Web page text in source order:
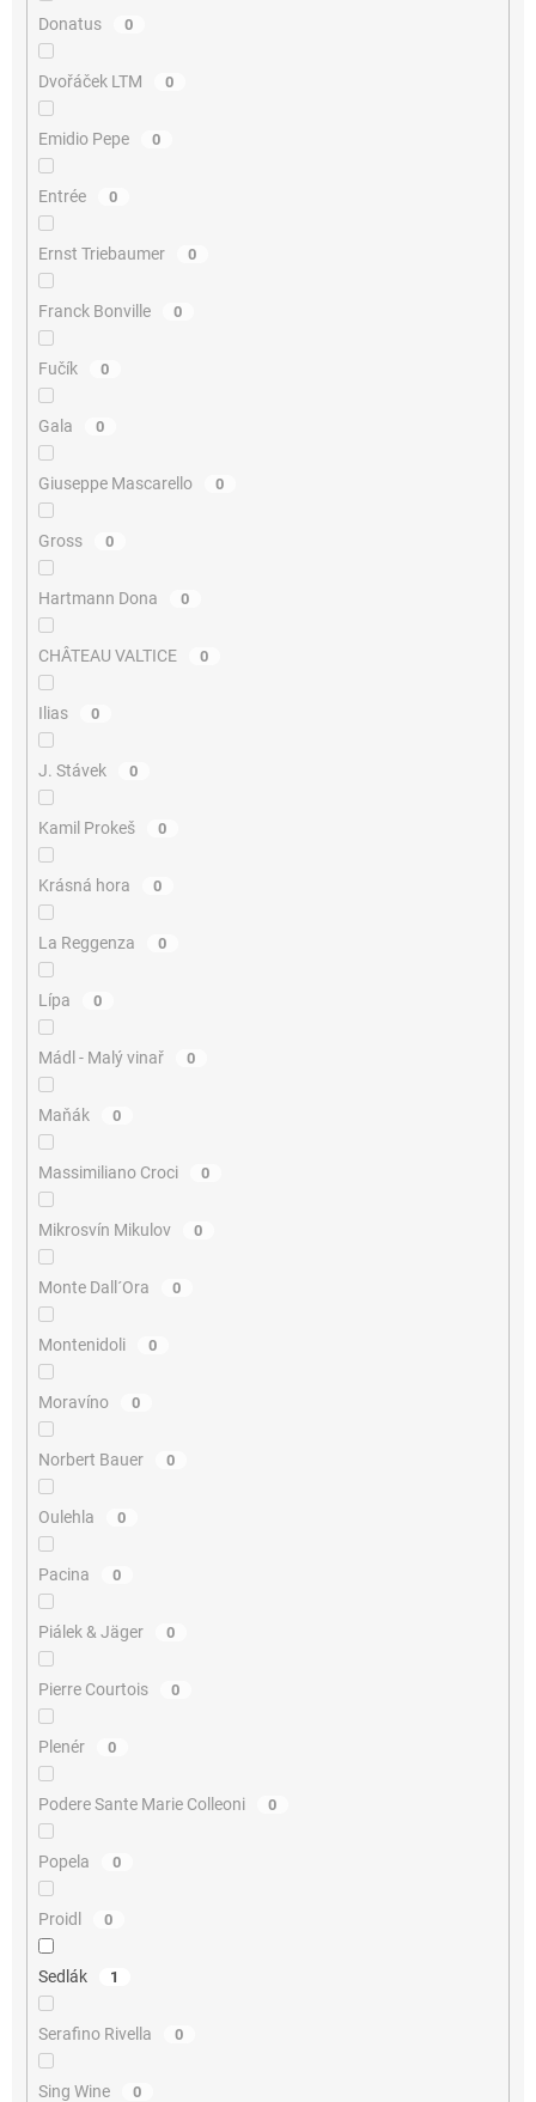
Donatus 0
Dvořáček LTM 0
Emidio Pepe 0
Entrée 0
Ernst Triebaumer 0
Franck Bonville 0
Fučík 0
Gala 0
Giuseppe Mascarello 0
Gross 0
Hartmann Dona 0
CHÂTEAU VALTICE 0
Ilias 0
J. Stávek 0
Kamil Prokeš 0
Krásná hora 0
La Reggenza 0
Lípa 0
Mádl - Malý vinař 0
Maňák 0
Massimiliano Croci 0
Mikrosvín Mikulov 0
Monte Dall´Ora 0
Montenidoli 0
Moravíno 0
Norbert Bauer 0
Oulehla 0
Pacina 0
Piálek & Jäger 0
Pierre Courtois 0
Plenér 0
Podere Sante Marie Colleoni 0
Popela 0
Proidl 0
Sedlák 1
Serafino Rivella 0
Sing Wine 0